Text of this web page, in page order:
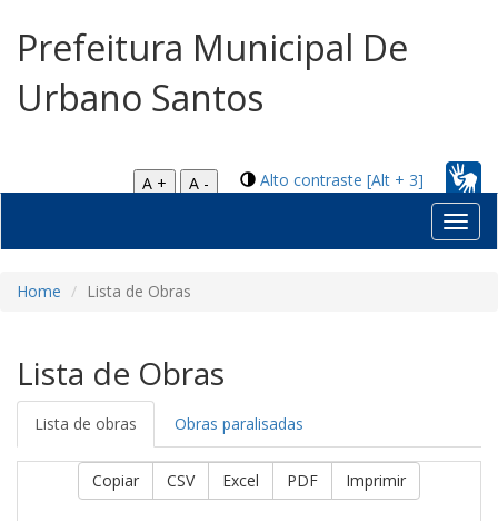
Prefeitura Municipal De
Urbano Santos
Alto contraste [Alt + 3]
A +
A -
Home Lista de Obras
Lista de Obras
Lista de obras Obras paralisadas
Copiar CSV Excel PDF Imprimir